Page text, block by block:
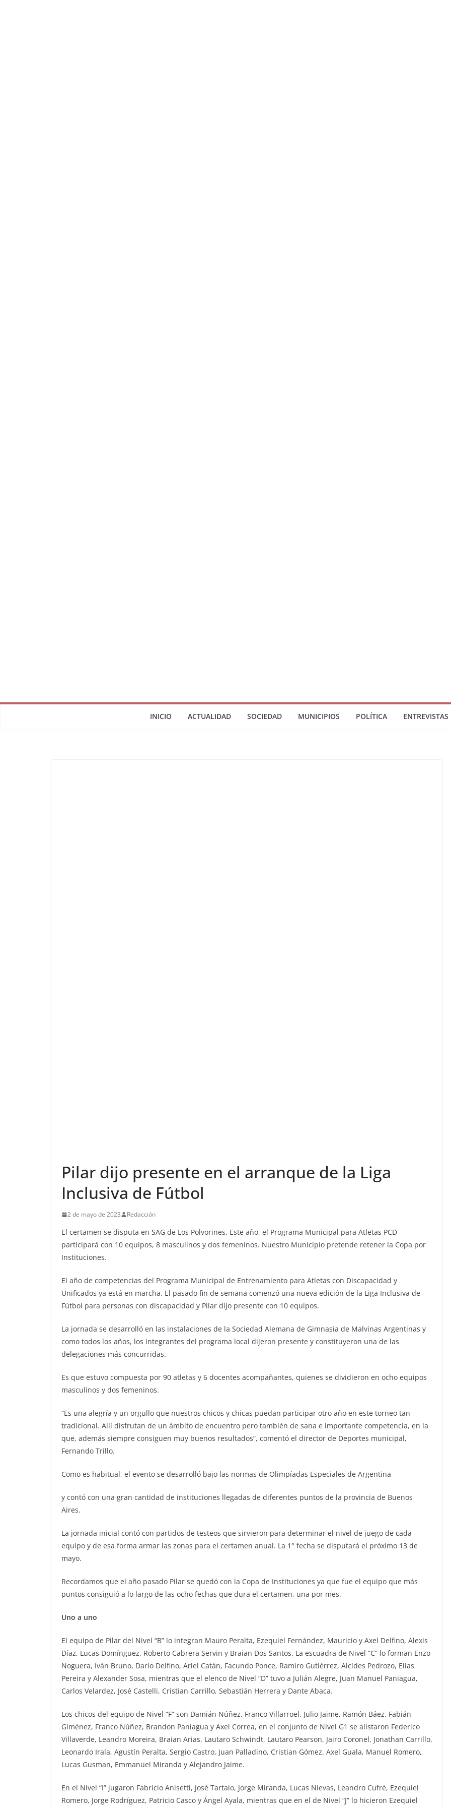
INICIO ACTUALIDAD SOCIEDAD MUNICIPIOS POLÍTICA ENTREVISTAS
Pilar dijo presente en el arranque de la Liga
Inclusiva de Fútbol
2 de mayo de 2023 Redacción
El certamen se disputa en SAG de Los Polvorines. Este año, el Programa Municipal para Atletas PCD
participará con 10 equipos, 8 masculinos y dos femeninos. Nuestro Municipio pretende retener la Copa por
Instituciones.
El año de competencias del Programa Municipal de Entrenamiento para Atletas con Discapacidad y
Unificados ya está en marcha. El pasado fin de semana comenzó una nueva edición de la Liga Inclusiva de
Fútbol para personas con discapacidad y Pilar dijo presente con 10 equipos.
La jornada se desarrolló en las instalaciones de la Sociedad Alemana de Gimnasia de Malvinas Argentinas y
como todos los años, los integrantes del programa local dijeron presente y constituyeron una de las
delegaciones más concurridas.
Es que estuvo compuesta por 90 atletas y 6 docentes acompañantes, quienes se dividieron en ocho equipos
masculinos y dos femeninos.
“Es una alegría y un orgullo que nuestros chicos y chicas puedan participar otro año en este torneo tan
tradicional. Allí disfrutan de un ámbito de encuentro pero también de sana e importante competencia, en la
que, además siempre consiguen muy buenos resultados”, comentó el director de Deportes municipal,
Fernando Trillo.
Como es habitual, el evento se desarrolló bajo las normas de Olimpíadas Especiales de Argentina
y contó con una gran cantidad de instituciones llegadas de diferentes puntos de la provincia de Buenos
Aires.
La jornada inicial contó con partidos de testeos que sirvieron para determinar el nivel de juego de cada
equipo y de esa forma armar las zonas para el certamen anual. La 1° fecha se disputará el próximo 13 de
mayo.
Recordamos que el año pasado Pilar se quedó con la Copa de Instituciones ya que fue el equipo que más
puntos consiguió a lo largo de las ocho fechas que dura el certamen, una por mes.
Uno a uno
El equipo de Pilar del Nivel “B” lo integran Mauro Peralta, Ezequiel Fernández, Mauricio y Axel Delfino, Alexis
Díaz, Lucas Domínguez, Roberto Cabrera Servin y Braian Dos Santos. La escuadra de Nivel “C” lo forman Enzo
Noguera, Iván Bruno, Darío Delfino, Ariel Catán, Facundo Ponce, Ramiro Gutiérrez, Alcides Pedrozo, Elías
Pereira y Alexander Sosa, mientras que el elenco de Nivel “D” tuvo a Julián Alegre, Juan Manuel Paniagua,
Carlos Velardez, José Castelli, Cristian Carrillo, Sebastián Herrera y Dante Abaca.
Los chicos del equipo de Nivel “F” son Damián Núñez, Franco Villarroel, Julio Jaime, Ramón Báez, Fabián
Giménez, Franco Núñez, Brandon Paniagua y Axel Correa, en el conjunto de Nivel G1 se alistaron Federico
Villaverde, Leandro Moreira, Braian Arias, Lautaro Schwindt, Lautaro Pearson, Jairo Coronel, Jonathan Carrillo,
Leonardo Irala, Agustín Peralta, Sergio Castro, Juan Palladino, Cristian Gómez, Axel Guala, Manuel Romero,
Lucas Gusman, Emmanuel Miranda y Alejandro Jaime.
En el Nivel “I” jugaron Fabricio Anisetti, José Tartalo, Jorge Miranda, Lucas Nievas, Leandro Cufré, Ezequiel
Romero, Jorge Rodríguez, Patricio Casco y Ángel Ayala, mientras que en el de Nivel “J” lo hicieron Ezequiel